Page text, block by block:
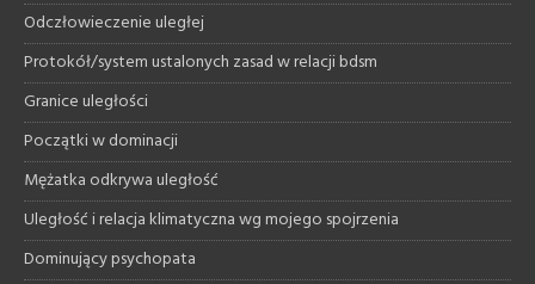
Odczłowieczenie uległej
Protokół/system ustalonych zasad w relacji bdsm
Granice uległości
Początki w dominacji
Mężatka odkrywa uległość
Uległość i relacja klimatyczna wg mojego spojrzenia
Dominujący psychopata